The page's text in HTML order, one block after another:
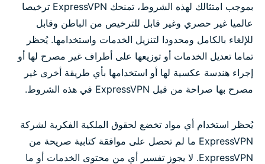
بموجب امتثالك لهذه الشروط، تمنحك ExpressVPN ترخيصا
عالميا غير حصري وغير قابل للترخيص من الباطن وقابل
للإلغاء بالكامل ومحدودا لتنزيل الخدمات واستخدامها. يُحظر
تماما تعديل الخدمات أو توزيعها على أطراف غير مصرح لها أو
إجراء هندسة عكسية لها أو استخدامها بأي طريقة أخرى غير
مصرح بها صراحة من قبل ExpressVPN في هذه الشروط.
يُحظر استخدام أي مواد تخضع لحقوق الملكية الفكرية لشركة
ExpressVPN ما لم تحصل على موافقة كتابية صريحة من
ExpressVPN. لا يجوز تفسير أي من محتوى الخدمات أو ما